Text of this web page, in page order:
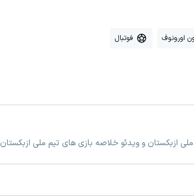
اورونوف فوتبال
ازبکستان و ویدئو خلاصه بازی های تیم ملی ازبکستان